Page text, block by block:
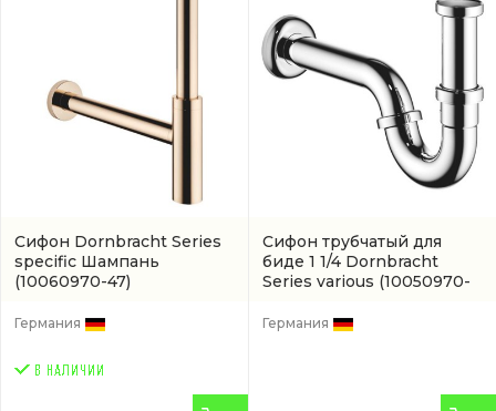
Сифон Dornbracht Series
specific Шампань
(10060970-47)
Германия
Сифон трубчатый для
биде 1 1/4 Dornbracht
Series various (10050970-
Германия